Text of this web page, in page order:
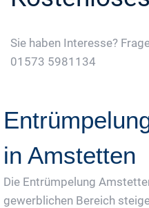
Sie haben Interesse?
01573 5981134
in Amstetten
Die Entrümpelung
gewerblichen Bereich